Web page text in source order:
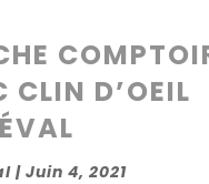
CLIN D’OEIL
| Juin 4, 2021